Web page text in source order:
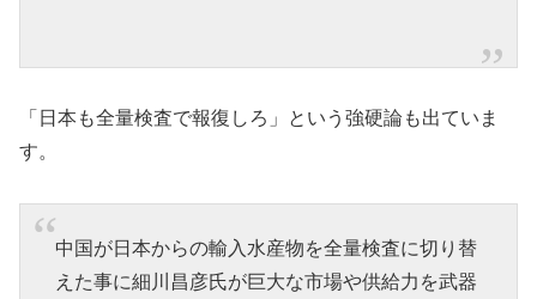
「日本も全量検査で報復しろ」という強硬論も出ていま
す。
中国が日本からの輸入水産物を全量検査に切り替
えた事に細川昌彦氏が巨大な市場や供給力を武器